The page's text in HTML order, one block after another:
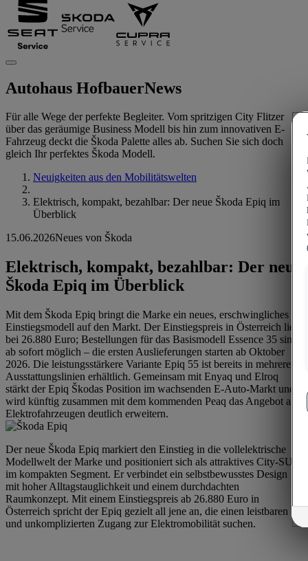
Autohaus HofbauerNews
Für alle Wege der perfekte Begleiter. Vom spritzigen City Flitzer
über das geräumige Business Modell bis hin zum innovativen E-
Fahrzeug deckt die Škoda Palette alles ab. Suchen Sie sich doch
gleich Ihr perfektes Škoda Modell.
Neuigkeiten aus den Mobilitätswelten
Elektrisch, kompakt, bezahlbar: Der neue Škoda Epiq im
Überblick
15.06.2026Neues von Škoda
Elektrisch, kompakt, bezahlbar: Der neue
Škoda Epiq im Überblick
Mit dem Škoda Epiq bringt die Marke ein neues, erschwingliches
Einstiegsmodell auf den Markt. Der Einstiegspreis in Österreich liegt
bei 26.880 Euro; Bestellungen für das Basismodell Essence 35 sind
ab sofort möglich – die ersten Auslieferungen starten ab Oktober
2026. Die leistungsstärkere Variante Epiq 55 ist bereits in mehreren
Ausstattungslinien erhältlich. Gemeinsam mit Enyaq und Elroq
stärkt der Epiq Škodas Position im wachsenden E‑Auto-Markt und
wird künftig zusammen mit dem kommenden Peaq das Angebot an
Elektrofahrzeugen deutlich erweitern.
Der neue Škoda Epiq markiert den Einstieg in die vollelektrische
Modellwelt der Marke und positioniert sich als attraktives City-SUV
im kompakten Segment. Er verbindet ein selbstbewusstes Design
mit hoher Alltagstauglichkeit und einem durchdachten
Raumkonzept. Mit einem Einstiegspreis ab 26.880 Euro in
Österreich spricht der Epiq gezielt all jene an, die einen leistbaren
und unkomplizierten Zugang zur Elektromobilität suchen.